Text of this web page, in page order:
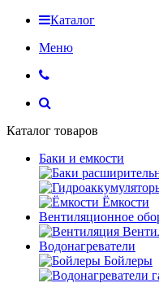
Каталог
Меню
Каталог товаров
Баки и емкости
Ёмкости
Вентиляционное
Водонагреватели
Бойлеры